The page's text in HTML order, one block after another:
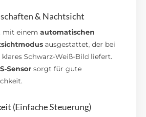
& Nachtsicht
mit einemautomatischen
ausgestattet, der bei
Schwarz-Weiß-Bild liefert.
Sensor sorgt für gute
(Einfache Steuerung)